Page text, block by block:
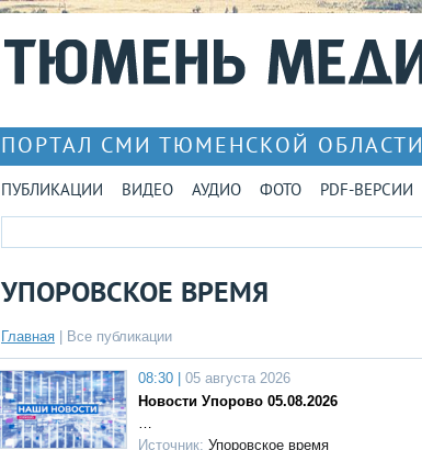
ПОРТАЛ СМИ ТЮМЕНСКОЙ ОБЛАСТИ
ПУБЛИКАЦИИ ВИДЕО АУДИО ФОТО PDF-ВЕРСИИ
УПОРОВСКОЕ ВРЕМЯ
Главная Все публикации
08:30 |
05 августа 2026
Новости Упорово 05.08.2026
…
Источник: Упоровское время